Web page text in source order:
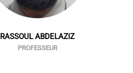
RASSOUL ABDELAZIZ
PROFESSEUR